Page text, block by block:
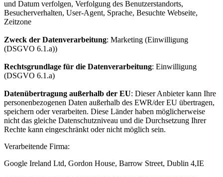
und Datum verfolgen, Verfolgung des Benutzerstandorts,
Besucherverhalten, User-Agent, Sprache, Besuchte Webseite,
Zeitzone
Zweck der Datenverarbeitung: Marketing (Einwilligung
(DSGVO 6.1.a))
Rechtsgrundlage für die Datenverarbeitung: Einwilligung
(DSGVO 6.1.a)
Datenübertragung außerhalb der EU: Dieser Anbieter kann Ihre
personenbezogenen Daten außerhalb des EWR/der EU übertragen,
speichern oder verarbeiten. Diese Länder haben möglicherweise
nicht das gleiche Datenschutzniveau und die Durchsetzung Ihrer
Rechte kann eingeschränkt oder nicht möglich sein.
Verarbeitende Firma:
Google Ireland Ltd, Gordon House, Barrow Street, Dublin 4,IE